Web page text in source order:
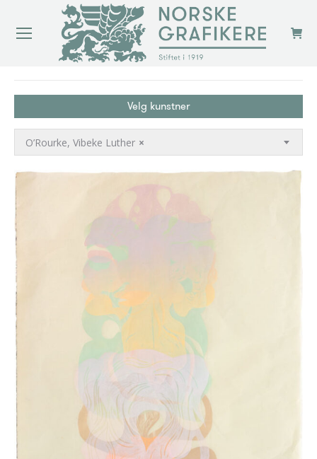
Velg kunstner
×
O’Rourke, Vibeke Luther